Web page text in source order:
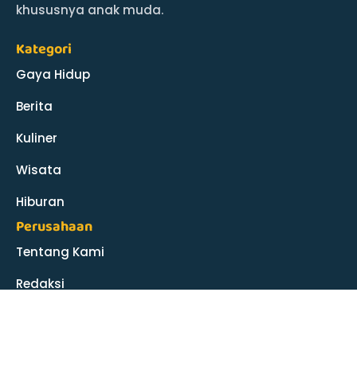
khususnya anak muda.
Kategori
Gaya Hidup
Berita
Kuliner
Wisata
Hiburan
Perusahaan
Tentang Kami
Redaksi